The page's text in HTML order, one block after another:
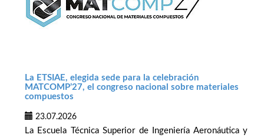
La ETSIAE, elegida sede para la celebración
MATCOMP’27, el congreso nacional sobre materiales
compuestos
23.07.2026
La Escuela Técnica Superior de Ingeniería Aeronáutica y